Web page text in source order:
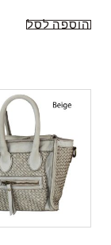
הוספה לסל